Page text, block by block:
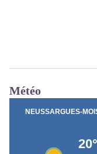
Météo